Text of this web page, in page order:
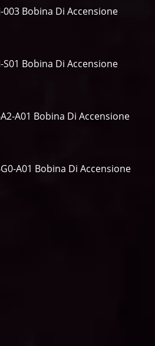
003 Bobina Di Accensione
S01 Bobina Di Accensione
A01 Bobina Di Accensione
A01 Bobina Di Accensione